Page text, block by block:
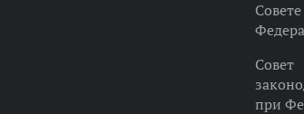
Совете
Совет
при